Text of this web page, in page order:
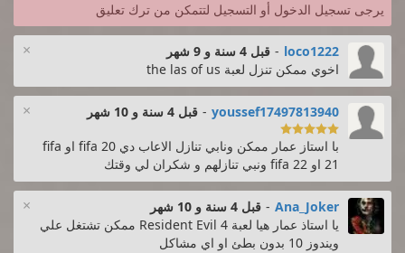
يرجى تسجيل الدخول أو التسجيل لتتمكن من ترك تعليق
× loco1222
- قبل 4 سنة و 9 شهر
اخوي ممكن تنزل لعبة the las of us
× youssef17497813940
- قبل 4 سنة و 10 شهر

با استاز عمار ممكن ونابي تنازل الاعاب دي fifa 20 او fifa
21 او fifa 22 ونبي تنازلهم و شكران لي وقتك
× Ana_Joker
- قبل 4 سنة و 10 شهر
يا استاذ عمار هيا لعبة Resident Evil 4 ممكن تشتغل علي
ويندوز 10 بدون بطئ او اي مشاكل